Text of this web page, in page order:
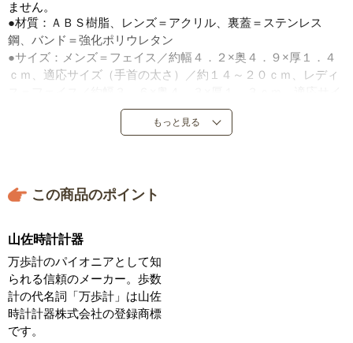
ません。
●材質：ＡＢＳ樹脂、レンズ＝アクリル、裏蓋＝ステンレス
鋼、バンド＝強化ポリウレタン
●サイズ：メンズ＝フェイス／約幅４．２×奥４．９×厚１．４
ｃｍ、適応サイズ（手首の太さ）／約１４～２０ｃｍ、レディ
ズ（手首の太さ）／約１１．５～１７．５ｃｍ
●重量：メンズ＝約３９ｇ、レディス＝約２９ｇ
●表示内容：歩数、歩行距離、消費カロリー、歩行時間、スト
●メモリー機能付き
●電池寿命：約１年（１日１万歩使用、電波受信１日１回に
て）
●保証期間：１年
●製造元：山佐時計計器株式会社
●中国製
※初めてお使いの際は、時刻設定をしてからお使いください。
もっと見る
この商品のポイント
山佐時計計器
万歩計のパイオニアとして知
られる信頼のメーカー。歩数
計の代名詞「万歩計」は山佐
時計計器株式会社の登録商標
です。